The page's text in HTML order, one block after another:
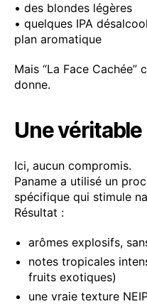
• des blondes légères
• quelques IPA
plan aromatique
Mais “La Face
donne.
Une véritable
Ici, aucun compromis.
Paname a utilisé un
spécifique qui stimule
Résultat :
arômes explosifs,
notes tropicales
fruits exotiques)
une vraie texture